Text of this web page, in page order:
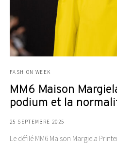
FASHION WEEK
MM6 Maison
podium et la
25 SEPTEMBRE 2025
Le défilé MM6 Maison Margiela